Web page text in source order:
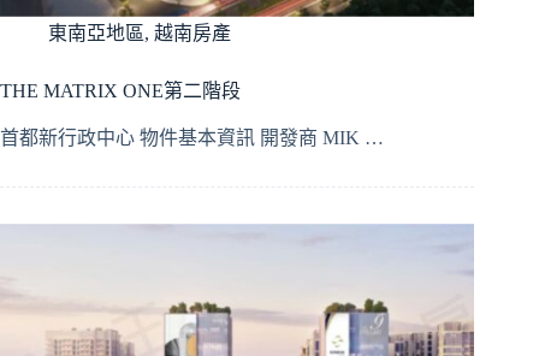
東南亞地區, 越南房產
THE MATRIX ONE第二階段
首都新行政中心 物件基本資訊 開發商 MIK …